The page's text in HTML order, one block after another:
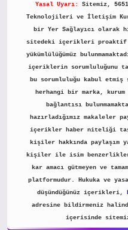
Yasal Uyarı:
Sitemiz,
Teknolojileri ve İletişim
bir Yer Sağlayıcı olarak
sitedeki içerikleri proaktif
yükümlülüğümüz
içeriklerin sorumluluğunu
bu sorumluluğu kabul
herhangi bir marka,
bağlantısı
hazırladığımız makaleler
içerikler haber niteliği
kişiler hakkında paylaşım
kişiler ile isim
kar amacı gütmeyen ve
platformudur. Hukuka ve
düşündüğünüz içerikleri,
adresine bildirmeniz
içerisinde